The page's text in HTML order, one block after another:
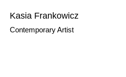
Kasia Frankowicz
Contemporary Artist